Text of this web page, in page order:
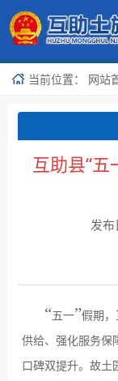
当前位置： 网站
互助县“五
发
“五一”假期
供给、强化服务保
口碑双提升。故土